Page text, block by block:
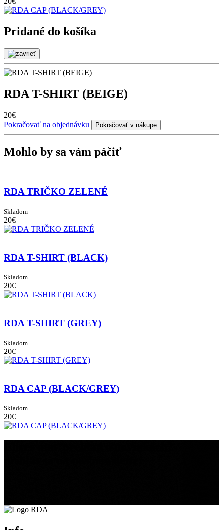
Pridané do košíka
RDA T-SHIRT (BEIGE)
20€
Pokračovať na objednávku
Pokračovať v nákupe
Mohlo by sa vám páčiť
RDA TRIČKO ZELENÉ
Skladom
20€
RDA T-SHIRT (BLACK)
Skladom
20€
RDA T-SHIRT (GREY)
Skladom
20€
RDA CAP (BLACK/GREY)
Skladom
20€